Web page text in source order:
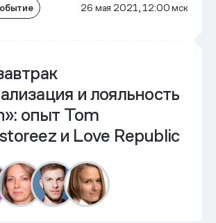
26 мая 2021, 12:00 мск
и лояльность
опыт Tom
и Love Republic